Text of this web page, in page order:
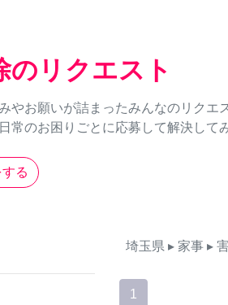
のリクエスト
やお願いが詰まったみんなのリクエ
常のお困りごとに応募して解決して
る
埼玉県 ▸ 家事 ▸
1